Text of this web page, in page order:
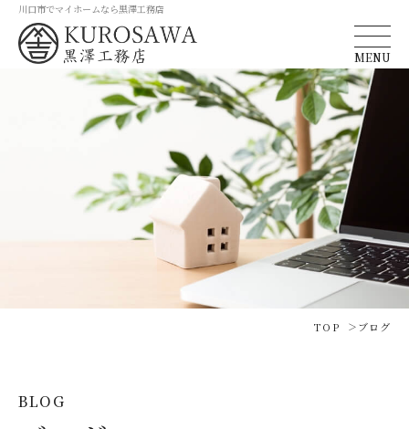
川口市でマイホームなら黒澤工務店
MENU
TOP ブログ
BLOG